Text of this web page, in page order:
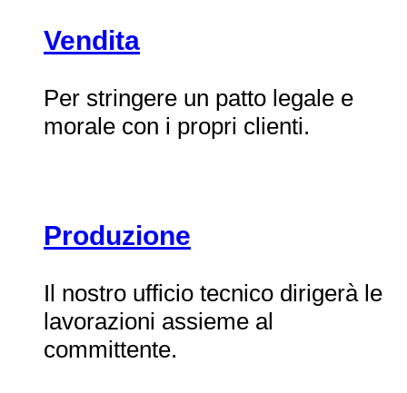
Vendita
Per stringere un patto legale e
morale con i propri clienti.
Produzione
Il nostro ufficio tecnico dirigerà le
lavorazioni assieme al
committente.